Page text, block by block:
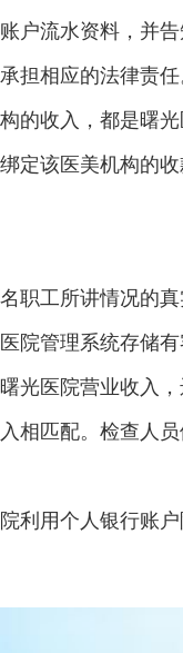
户流水资料，并
担相应的法律责
的收入，都是曙
定该医美机构的
职工所讲情况的
院管理系统存储
光医院营业收入
相匹配。检查人
利用个人银行账